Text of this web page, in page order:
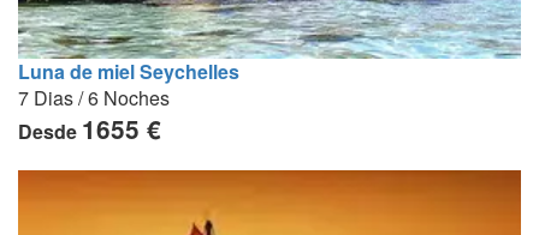
Luna de miel Seychelles
7 Dias / 6 Noches
Desde 1655 €